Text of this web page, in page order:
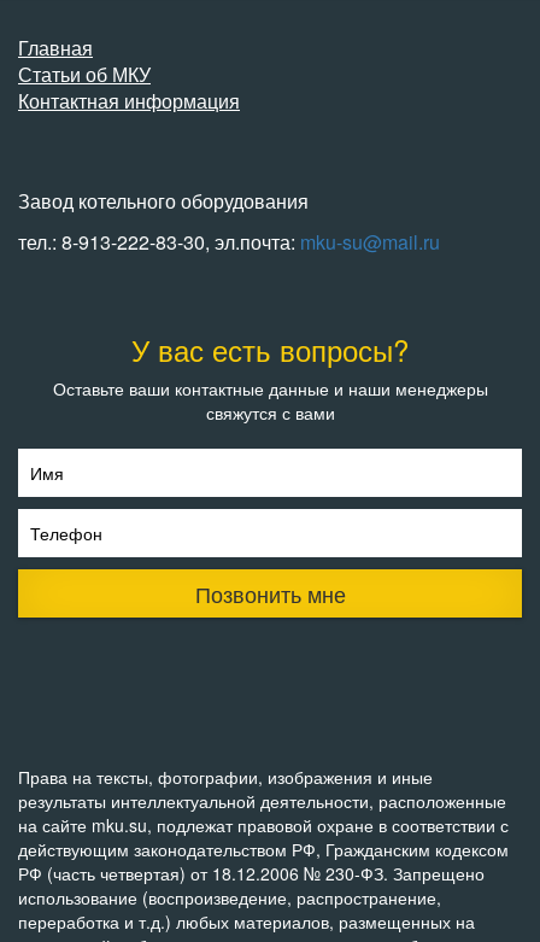
Главная
Статьи об МКУ
Контактная информация
Завод котельного оборудования
тел.: 8-913-222-83-30, эл.почта: mku-su@mail.ru
У вас есть вопросы?
Оставьте ваши контактные данные и наши менеджеры
свяжутся с вами
Имя
Телефон
Позвонить мне
Права на тексты, фотографии, изображения и иные
результаты интеллектуальной деятельности, расположенные
на сайте mku.su, подлежат правовой охране в соответствии с
действующим законодательством РФ, Гражданским кодексом
РФ (часть четвертая) от 18.12.2006 № 230-ФЗ. Запрещено
использование (воспроизведение, распространение,
переработка и т.д.) любых материалов, размещенных на